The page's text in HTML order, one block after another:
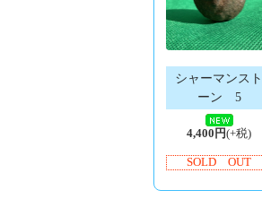
シャーマンスト
ーン 5
4,400円(+税)
SOLD OUT